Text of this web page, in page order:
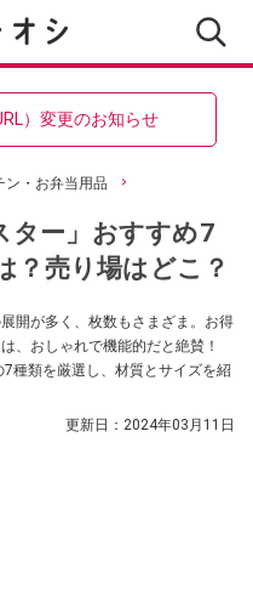
）変更のお知らせ
ン・お弁当用品
ター」おすすめ7
？売り場はどこ？
開が多く、枚数もさまざま。お得
、おしゃれで機能的だと絶賛！
種類を厳選し、材質とサイズを紹
更新日： 2024年03月11日